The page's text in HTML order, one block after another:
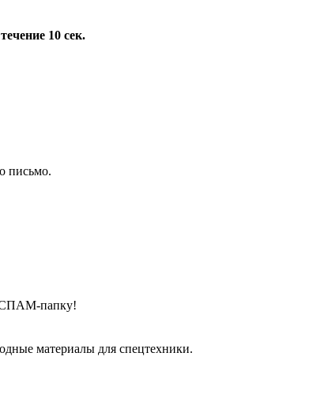
10 сек.
письмо.
СПАМ-папку!
материалы для спецтехники.